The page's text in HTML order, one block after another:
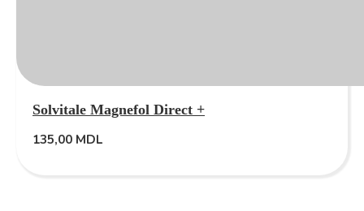
Solvitale Magnefol Direct +
135,00 MDL